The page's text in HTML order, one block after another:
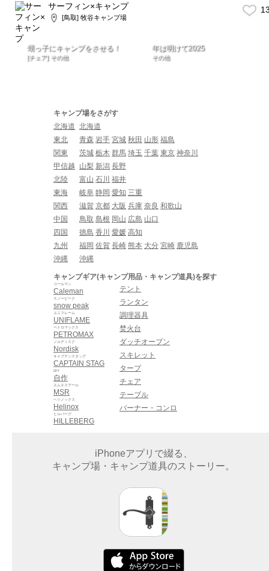
サーフィン×キャンプ
[鳥取] 牧谷キャンプ場
甥っ子にキャンプをさせる！
[チェア] その他
年は明けて2025
その他
キャンプ場をさがす
北海道 北海道
東北
青森 岩手 宮城 秋田 山形 福島
関東
茨城 栃木 群馬 埼玉 千葉 東京 神奈川
甲信越
山梨 新潟 長野
北陸
富山 石川 福井
東海
岐阜 静岡 愛知 三重
関西
滋賀 京都 大阪 兵庫 奈良 和歌山
中国
鳥取 島根 岡山 広島 山口
四国
徳島 香川 愛媛 高知
九州
福岡 佐賀 長崎 熊本 大分 宮崎 鹿児島
沖縄
沖縄
キャンプギア(キャンプ用品・キャンプ道具)を探す
Caleman
コールマン
snow peak
スノーピーク
UNIFLAME
ユニフレーム
PETROMAX
ペトロマックス
Nordisk
ノルディスク
CAPTAIN STAG
キャプテンスタッグ
自作
DIY
MSR
エムエスアール
Helinox
ヘリノックス
HILLEBERG
ヒルバーグ
テント
ランタン
調理器具
焚火台
ダッチオーブン
スキレット
タープ
チェア
テーブル
バーナー・コンロ
iPhoneアプリで綴る、
キャンプ場・キャンプ道具のストーリー。